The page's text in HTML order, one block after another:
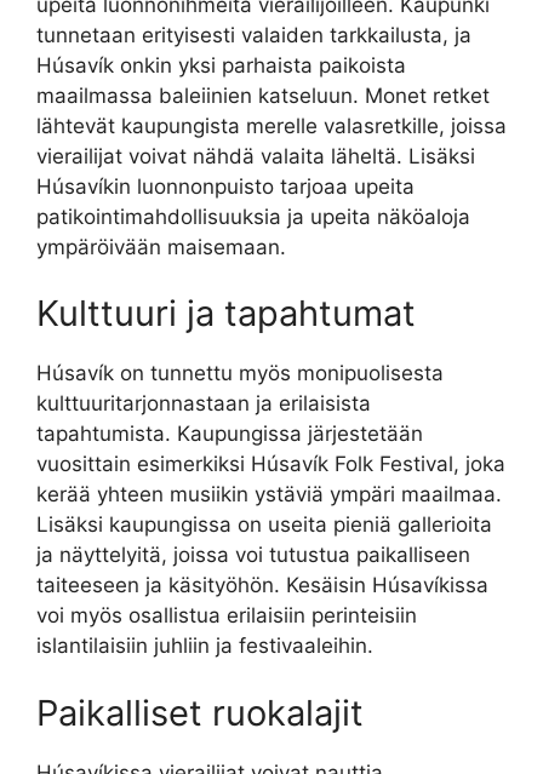
tunnetaan erityisesti valaiden tarkkailusta, ja
Húsavík onkin yksi parhaista paikoista
maailmassa baleiinien katseluun. Monet retket
lähtevät kaupungista merelle valasretkille, joissa
vierailijat voivat nähdä valaita läheltä. Lisäksi
Húsavíkin luonnonpuisto tarjoaa upeita
patikointimahdollisuuksia ja upeita näköaloja
ympäröivään maisemaan.
Kulttuuri ja tapahtumat
Húsavík on tunnettu myös monipuolisesta
kulttuuritarjonnastaan ja erilaisista
tapahtumista. Kaupungissa järjestetään
vuosittain esimerkiksi Húsavík Folk Festival, joka
kerää yhteen musiikin ystäviä ympäri maailmaa.
Lisäksi kaupungissa on useita pieniä gallerioita
ja näyttelyitä, joissa voi tutustua paikalliseen
taiteeseen ja käsityöhön. Kesäisin Húsavíkissa
voi myös osallistua erilaisiin perinteisiin
islantilaisiin juhliin ja festivaaleihin.
Paikalliset ruokalajit